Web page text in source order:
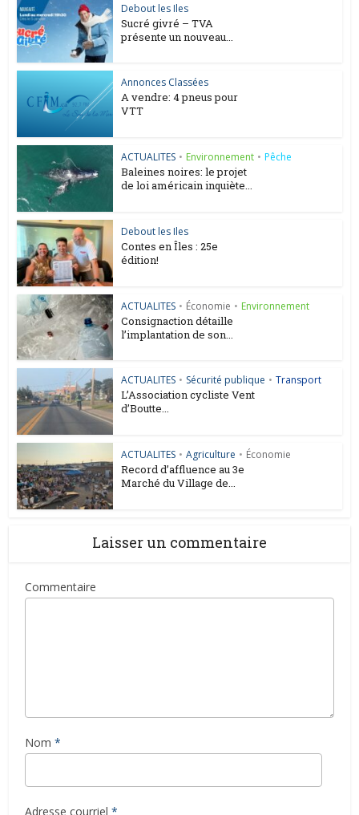
Debout les Iles
Sucré givré – TVA
présente un nouveau...
Annonces Classées
A vendre: 4 pneus pour
VTT
ACTUALITES • Environnement • Pêche
Baleines noires: le projet
de loi américain inquiète...
Debout les Iles
Contes en Îles : 25e
édition!
ACTUALITES • Économie • Environnement
Consignaction détaille
l’implantation de son...
ACTUALITES • Sécurité publique • Transport
L’Association cycliste Vent
d’Boutte...
ACTUALITES • Agriculture • Économie
Record d’affluence au 3e
Marché du Village de...
Laisser un commentaire
Commentaire
Nom *
Adresse courriel *